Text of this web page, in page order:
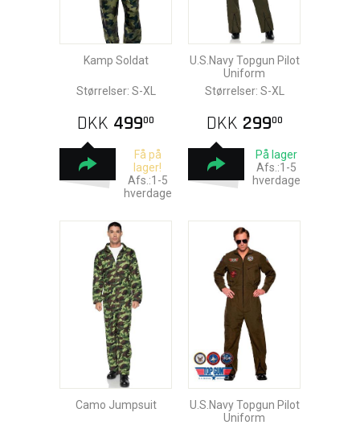
Kamp Soldat
Størrelser: S-XL
DKK 49900
Få på
lager!
Afs.:1-5
hverdage
U.S.Navy Topgun Pilot
Uniform
Størrelser: S-XL
DKK 29900
På lager
Afs.:1-5
hverdage
Camo Jumpsuit
U.S.Navy Topgun Pilot
Uniform